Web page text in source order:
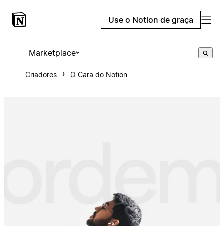
Use o Notion de graça
Marketplace
Criadores O Cara do Notion